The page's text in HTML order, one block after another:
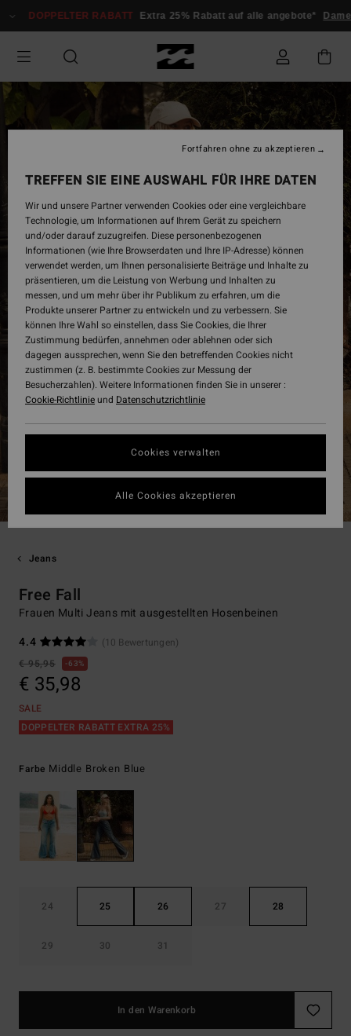
zur
springen
DOPPELTER RABATT Extra 25% Rabatt auf alle angebote* Damen
Jeans
Free Fall
Frauen Multi Jeans mit ausgestellten Hosenbeinen
4.4
(10 Bewertungen)
€ 95,95
63%
€ 35,98
SALE
DOPPELTER RABATT EXTRA 25%
Farbe Middle Broken Blue
24 25 26 27 28
29 30 31
In den Warenkorb
TREFFEN SIE EINE AUSWAHL FÜR IHRE DATEN
Wir und unsere Partner verwenden Cookies oder eine vergleichbare
Technologie, um Informationen auf Ihrem Gerät zu speichern
und/oder darauf zuzugreifen. Diese personenbezogenen
Informationen (wie Ihre Browserdaten und Ihre IP-Adresse) können
verwendet werden, um Ihnen personalisierte Beiträge und Inhalte zu
präsentieren, um die Leistung von Werbung und Inhalten zu
messen, und um mehr über ihr Publikum zu erfahren, um die
Produkte unserer Partner zu entwickeln und zu verbessern. Sie
können Ihre Wahl so einstellen, dass Sie Cookies, die Ihrer
Zustimmung bedürfen, annehmen oder ablehnen oder sich
dagegen aussprechen, wenn Sie den betreffenden Cookies nicht
zustimmen (z. B. bestimmte Cookies zur Messung der
Besucherzahlen). Weitere Informationen finden Sie in unserer :
Cookie-Richtlinieund Datenschutzrichtlinie
Cookies verwalten
Fortfahren ohne zu akzeptieren
Alle Cookies akzeptieren